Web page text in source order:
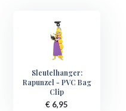
Sleutelhanger:
Rapunzel - PVC Bag
Clip
€ 6,95